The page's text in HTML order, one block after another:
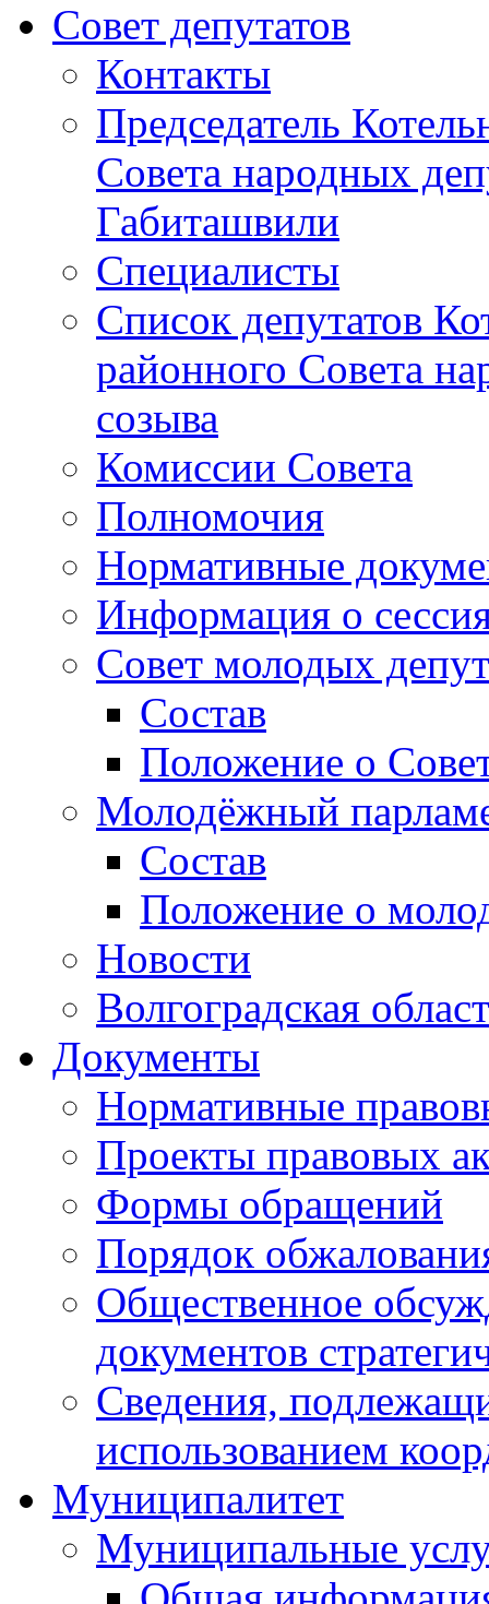
Совет депутатов
Контакты
Председатель
Совета народных
Габиташвили
Специалисты
Список депутатов
районного Совета
созыва
Комиссии Совета
Полномочия
Нормативные
Информация о
Совет молодых
Состав
Положение о
Молодёжный
Состав
Положение о
Новости
Волгоградская
Документы
Нормативные
Проекты правовых
Формы обращений
Порядок
Общественное
документов
Сведения,
использованием
Муниципалитет
Муниципальные